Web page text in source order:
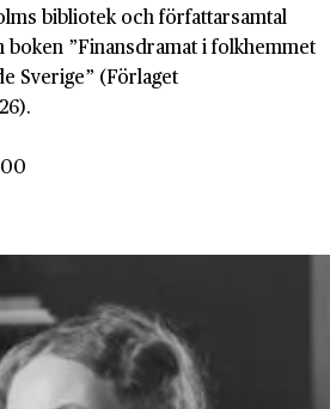
bibliotek och författarsamtal
”Finansdramat i folkhemmet
Sverige” (Förlaget